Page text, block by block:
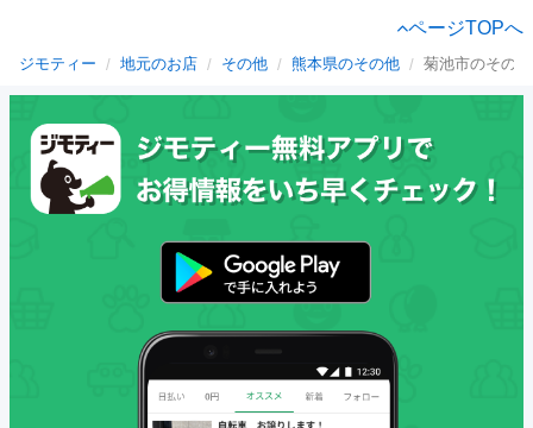
ページTOPへ
ジモティー 地元のお店 その他 熊本県のその他 菊池市のその他